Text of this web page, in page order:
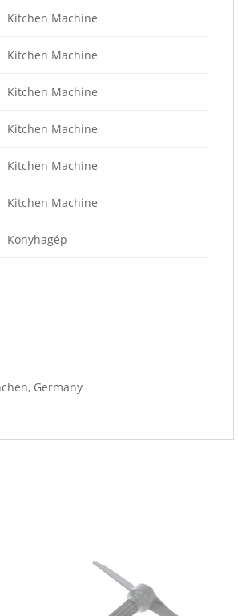
Kitchen Machine
Kitchen Machine
Kitchen Machine
Kitchen Machine
Kitchen Machine
Kitchen Machine
Konyhagép
Germany